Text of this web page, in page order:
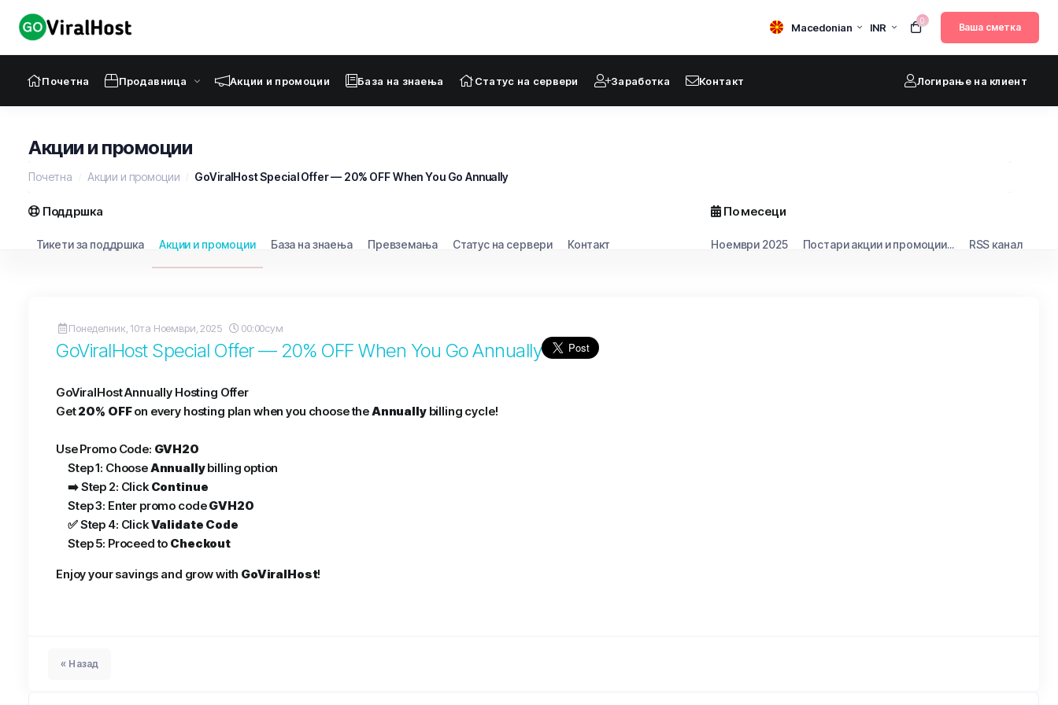
Macedonian INR
0
Ваша сметка
Почетна Продавница Акции и промоции База на знаења Статус на сервери Заработка Контакт Логирање на клиент
Акции и промоции
Почетна Акции и промоции GoViralHost Special Offer — 20% OFF When You Go Annually
По месеци
Ноември 2025 Постари акции и промоции... RSS канал
Поддршка
Тикети за поддршка Акции и промоции База на знаења Превземања Статус на сервери Контакт
Понеделник, 10та Ноември, 2025 00:00сум
GoViralHost Special Offer — 20% OFF When You Go Annually
GoViralHost Annually Hosting Offer
Get20% OFFon every hosting plan when you choose theAnnuallybilling cycle!
Use Promo Code: GVH20
Step 1: ChooseAnnuallybilling option
➡️ Step 2: ClickContinue
Step 3: Enter promo codeGVH20
✅ Step 4: ClickValidate Code
Step 5: Proceed to Checkout
Enjoy your savings and grow with GoViralHost!
« Назад